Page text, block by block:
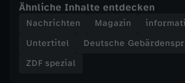
a
e
Ähnliche Inhalte entdecken
Nachrichten Magazin
Untertitel
Deutsche
ZDF spezial